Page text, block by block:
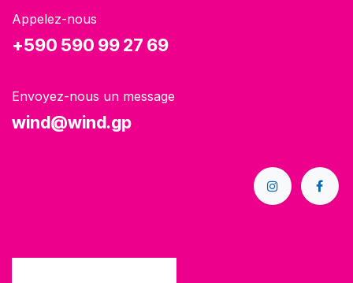
Appelez-nous
+590 590 99 27 69
Envoyez-nous un message
wind@wind.gp